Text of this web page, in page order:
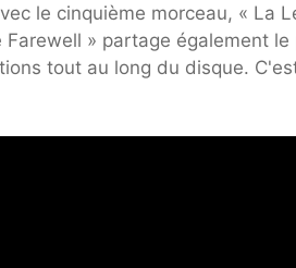
le cinquième morceau, « La
» partage également
tout au long du disque.